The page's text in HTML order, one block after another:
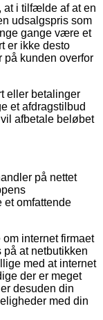
at i tilfælde af at en
udsalgspris som
gange være et
er ikke desto
på kunden overfor
eller betalinger
et afdragstilbud
afbetale beløbet
på nettet
et omfattende
internet firmaet
at netbutikken
med at internet
der er meget
desuden din
med din